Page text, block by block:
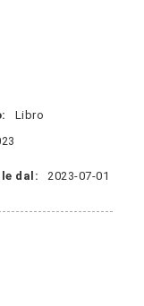
Libro
dal: 2023-07-01